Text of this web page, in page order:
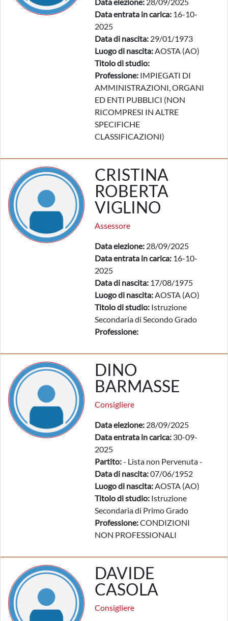
Data entrata in carica: 16-10-
2025
Data di nascita: 29/01/1973
Luogo di nascita:AOSTA (AO)
Titolo di studio:
Professione: IMPIEGATI DI
AMMINISTRAZIONI, ORGANI
ED ENTI PUBBLICI (NON
RICOMPRESI IN ALTRE
SPECIFICHE
CLASSIFICAZIONI)
CRISTINA
ROBERTA
VIGLINO
Assessore
Data elezione: 28/09/2025
Data entrata in carica: 16-10-
2025
Data di nascita: 17/08/1975
Luogo di nascita:AOSTA (AO)
Titolo di studio: Istruzione
Secondaria di Secondo Grado
Professione:
DINO
BARMASSE
Consigliere
Data elezione: 28/09/2025
Data entrata in carica: 30-09-
2025
Partito:- Lista non Pervenuta -
Data di nascita:07/06/1952
Luogo di nascita:AOSTA (AO)
Titolo di studio: Istruzione
Secondaria di Primo Grado
Professione:CONDIZIONI
NON PROFESSIONALI
DAVIDE
CASOLA
Consigliere